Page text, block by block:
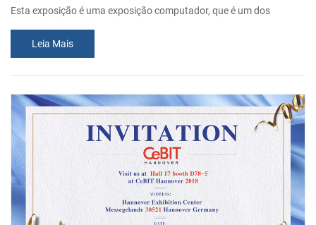
Esta exposição é uma exposição computador, que é um dos
maiores computador e tecnologia de feiras do mundo. Este ano, foi
realizada com os temas "AI", "5G", "Blockchain", "IOT", "Inovações &
Startups", e "Jogos & VR". Xiamen Cashino impressoras foram
exibidas com sucesso e atraiu muitos clientes, o nosso estande na
exposição c...
Leia Mais